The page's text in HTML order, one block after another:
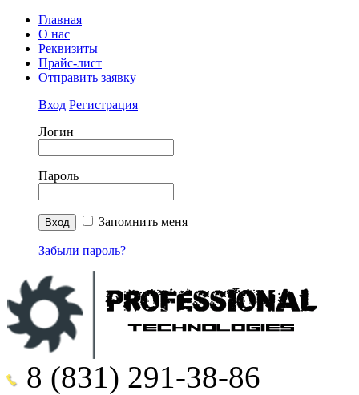
Главная
О нас
Реквизиты
Прайс-лист
Отправить заявку
Вход Регистрация
Логин
Пароль
Запомнить меня
Забыли пароль?
8 (831) 291-38-86